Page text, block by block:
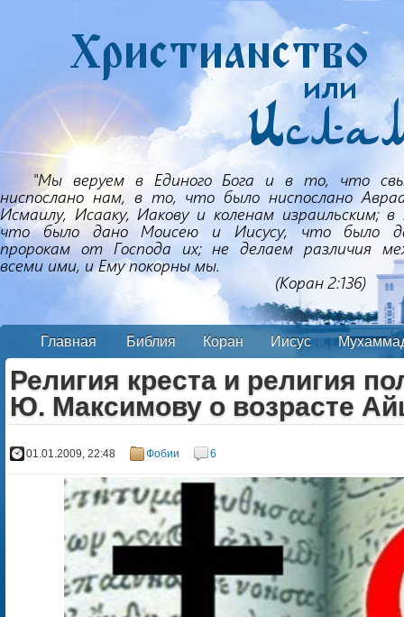
Главная Библия Коран Иисус
Религия креста и религия
Ю. Максимову о возрасте
01.01.2009, 22:48 Фобии 6